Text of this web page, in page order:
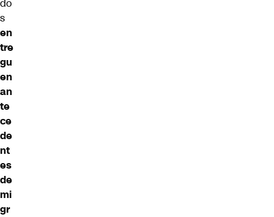
do
s
en
tre
gu
en
an
te
ce
de
nt
es
de
mi
gr